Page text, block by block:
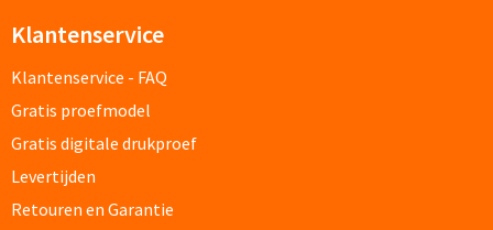
Notitieboekjes bedrukken
Notitieblokken bedrukken
Schrijfmappen bedrukken
Documentmappen bedrukken
Klantenservice
Klantenservice - FAQ
Gratis proefmodel
Gratis digitale drukproef
Levertijden
Retouren en Garantie